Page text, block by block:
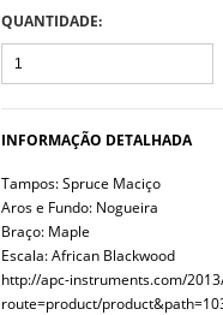
QUANTIDADE:
INFORMAÇÃO DETALHADA
Tampos: Spruce Maciço
Aros e Fundo: Nogueira
Braço: Maple
Escala: African Blackwood
http://apc-instruments.com/
route=product/